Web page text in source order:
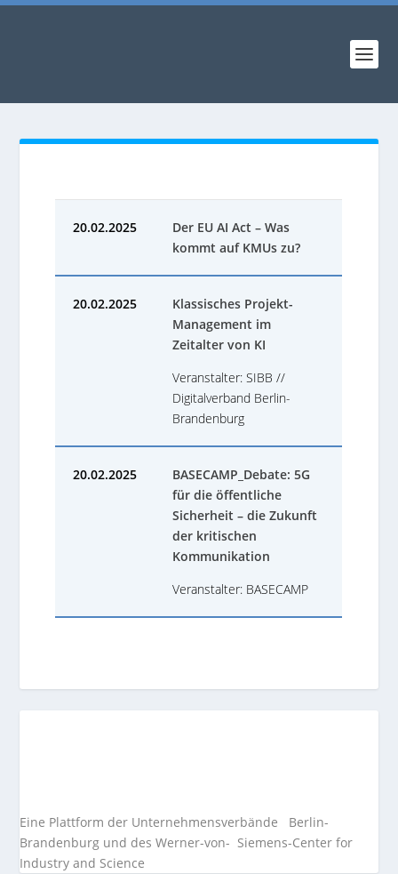
20.02.2025
Der EU AI Act – Was
kommt auf KMUs zu?
20.02.2025
Klassisches Projekt-
Management im
Zeitalter von KI
Veranstalter: SIBB //
Digitalverband Berlin-
Brandenburg
20.02.2025
BASECAMP_Debate: 5G
für die öffentliche
Sicherheit – die Zukunft
der kritischen
Kommunikation
Veranstalter: BASECAMP
Eine Plattform der Unternehmensverbände Berlin-
Brandenburg und des Werner-von- Siemens-Center for
Industry and Science